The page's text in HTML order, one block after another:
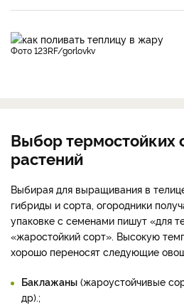
фото 123RF/gorlovkv
Выбор термостойких
растений
Выбирая для выращивания в
гибриды и сорта, огородники
упаковке с семенами пишут «для
«жаростойкий сорт». Высокую
хорошо переносят следующие
Баклажаны (жароустойчивые
др).;